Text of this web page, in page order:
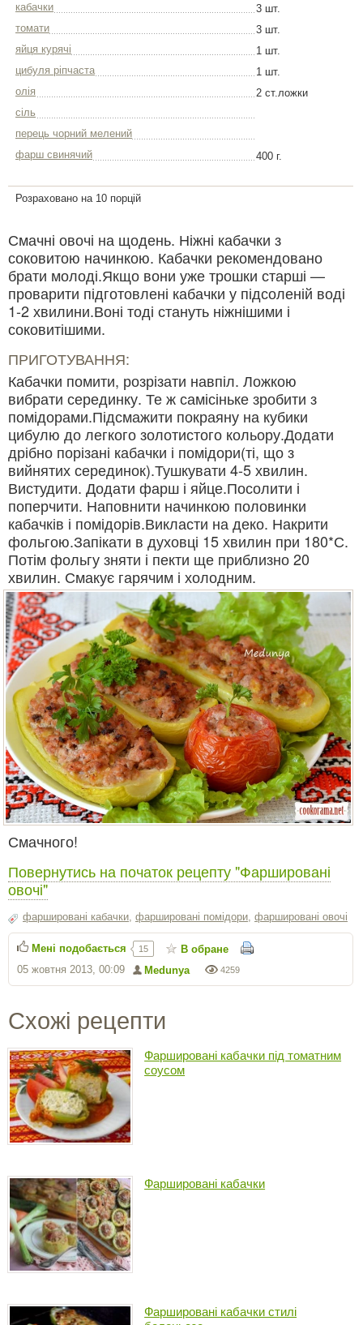
кабачки
3 шт.
томати
3 шт.
яйця курячі
1 шт.
цибуля ріпчаста
1 шт.
олія
2 ст.ложки
сіль
перець чорний мелений
фарш свинячий
400 г.
Розраховано на 10 порцій
Смачні овочі на щодень. Ніжні кабачки з
соковитою начинкою. Кабачки рекомендовано
брати молоді.Якщо вони уже трошки старші —
проварити підготовлені кабачки у підсоленій воді
1-2 хвилини.Воні тоді стануть ніжнішими і
соковитішими.
ПРИГОТУВАННЯ:
Кабачки помити, розрізати навпіл. Ложкою
вибрати серединку. Те ж самісіньке зробити з
помідорами.Підсмажити покраяну на кубики
цибулю до легкого золотистого кольору.Додати
дрібно порізані кабачки і помідори(ті, що з
вийнятих серединок).Тушкувати 4-5 хвилин.
Вистудити. Додати фарш і яйце.Посолити і
поперчити. Наповнити начинкою половинки
кабачків і помідорів.Викласти на деко. Накрити
фольгою.Запікати в духовці 15 хвилин при 180*С.
Потім фольгу зняти і пекти ще приблизно 20
хвилин. Смакує гарячим і холодним.
Смачного!
Повернутись на початок рецепту "Фаршировані
овочі"
фаршировані кабачки фаршировані помідори фаршировані овочі
4259
Medunya
05 жовтня 2013, 00:09
Мені подобається 15 В обране
Схожі рецепти
Фаршировані кабачки під томатним
соусом
Фаршировані кабачки
Фаршировані кабачки стилі